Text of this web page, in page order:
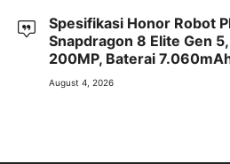
Spesifikasi Honor Robot
Snapdragon 8 Elite Gen
200MP, Baterai
August 4, 2026